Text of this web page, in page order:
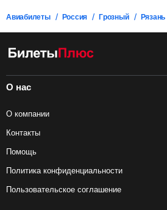
Авиабилеты Россия Грозный Рязань
О нас
О компании
Контакты
Помощь
Политика конфиденциальности
Пользовательское соглашение